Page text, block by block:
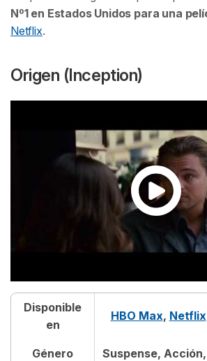
Nº1 en Estados Unidos para una
Netflix.
Origen (Inception)
Disponible
en
HBO Max, Netflix
Género Suspense,